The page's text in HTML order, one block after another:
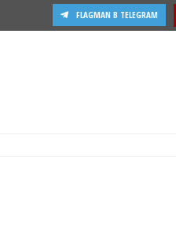
FLAGMAN В TELEGRAM